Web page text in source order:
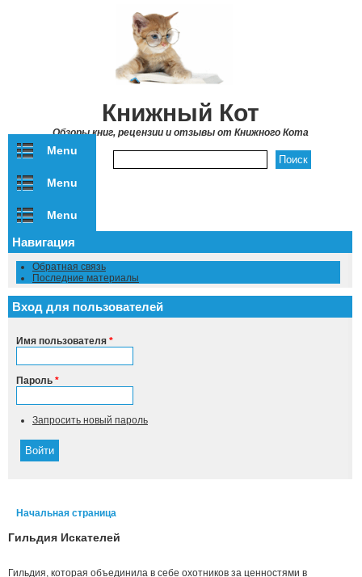
Книжный Кот
Обзоры книг, рецензии и отзывы от Книжного Кота
Menu
Menu
Menu
Навигация
Обратная связь
Последние материалы
Вход для пользователей
Имя пользователя *
Пароль *
Запросить новый пароль
Начальная страница
Гильдия Искателей
Гильдия, которая объединила в себе охотников за ценностями в